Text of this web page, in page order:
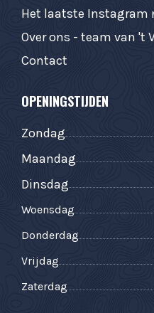
Het laatste Instagram
Over ons - team van 't
Contact
OPENINGSTIJDEN
Zondag
Maandag
Dinsdag
Woensdag
Donderdag
Vrijdag
Zaterdag